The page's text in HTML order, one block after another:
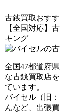
古銭買取おす
【全国対応】
キング
全国47都道府
な古銭買取店
ています。
バイセル（旧
んなど、出張